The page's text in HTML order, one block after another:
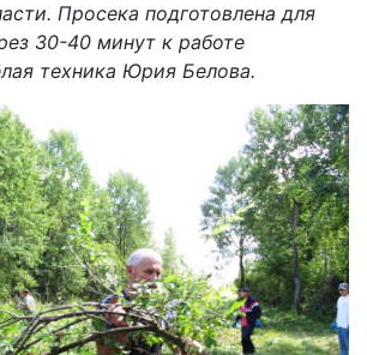
Просека подготовлена для
30-40 минут к работе
техника Юрия Белова.